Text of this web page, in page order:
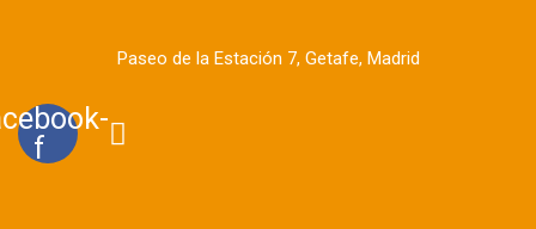
Paseo de la Estación 7, Getafe, Madrid
f